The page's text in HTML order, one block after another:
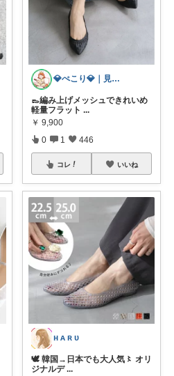
💎ぺこり💎｜見た目はOL中身はひもの
👞編み上げメッシュできれいめ
軽量フラット ...
￥ 9,900
0 1 446
コレ いいね
ʜ ᴀ ʀ ᴜ
🕊️ 韓国→日本でも大人気〻 オリ
ジナルデ ...